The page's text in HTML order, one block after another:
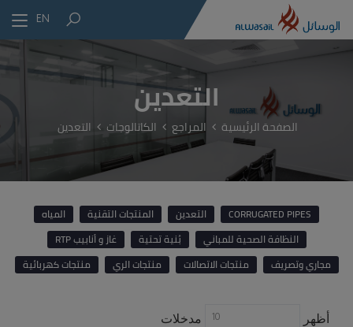
EN
التعدين
الصفحة الرئيسية المراجع الكاتالوجات التعدين
CORRUGATED PIPES التعدين المنتجات التقنية
المياه
النظافة الصحية للمباني
بُنية تحتية
غاز و أنابيب RTP
مجاري وتصريف
منتجات الاتصالات منتجات الري منتجات كهربائية
أظهر 10 مدخلات